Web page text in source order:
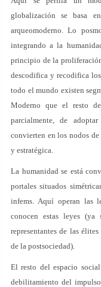
globalización se basa
arqueomoderno. Lo
integrando a la
principio de la
descodifica y recodifica
todo el mundo existen
Moderno que el resto
parcialmente, de
convierten en los nodos
y estratégica.
La humanidad se está
portales situados
infems. Aquí operan las
conocen estas leyes (ya
representantes de las
de la postsociedad).
El resto del espacio
debilitamiento del